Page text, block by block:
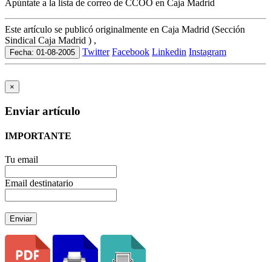
Apúntate a la lista de correo de CCOO en Caja Madrid
Este artículo se publicó originalmente en Caja Madrid (Sección
Sindical Caja Madrid ) ,
Fecha: 01-08-2005 Twitter Facebook Linkedin Instagram
×
Enviar artículo
IMPORTANTE
Tu email
Email destinatario
Enviar